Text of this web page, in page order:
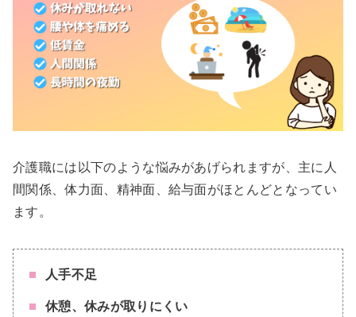
介護職には以下のような悩みがあげられますが、主に人
間関係、体力面、精神面、給与面がほとんどとなってい
ます。
人手不足
休憩、休みが取りにくい